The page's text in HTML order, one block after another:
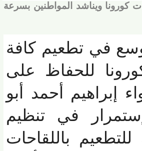
ويناشد المواطنين بسرعة
في تطعيم كافة
للحفاظ على
أحمد أبو
في تنظيم
باللقاحات